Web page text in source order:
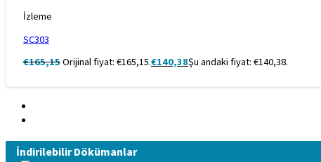
İzleme
SC303
€165,15Orijinal fiyat: €165,15.€140,38Şu andaki fiyat: €140,38.
İndirilebilir Dökümanlar